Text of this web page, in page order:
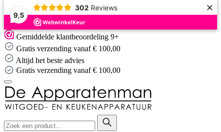
9,5
302 Reviews ×
Skip
to
content
Gemiddelde klantbeoordeling 9+
Gratis verzending vanaf € 100,00
Altijd het beste advies
Altijd het beste advies